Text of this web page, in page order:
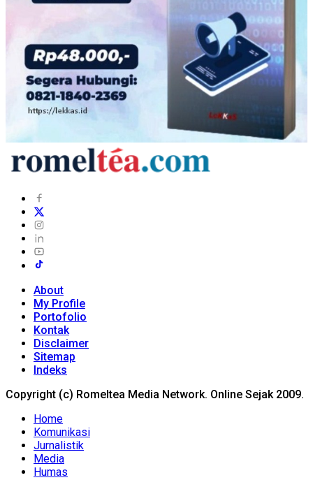
About
My Profile
Portofolio
Kontak
Disclaimer
Sitemap
Indeks
Copyright (c) Romeltea Media Network. Online Sejak 2009.
Home
Komunikasi
Jurnalistik
Media
Humas